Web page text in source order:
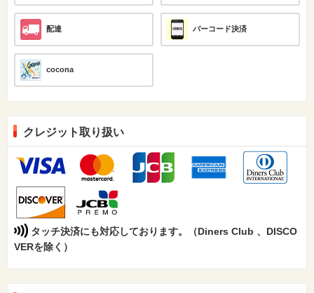
配達 バーコード決済
cocona
クレジット取り扱い
タッチ決済にも対応しております。（Diners Club 、DISCO
VERを除く）